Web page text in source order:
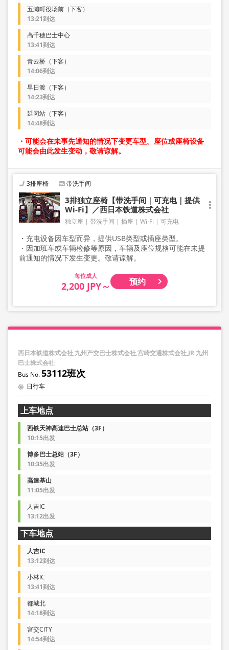
五濑町役场前（下客）
13:21到达
高千穗巴士中心
13:41到达
青云桥（下客）
14:06到达
早日渡（下客）
14:23到达
延冈站（下客）
14:48到达
・可能会在未事先通知的情况下变更车型。座位或座椅设备
可能会由此发生变动，敬请谅解。
3排座椅 带洗手间
3排独立座椅【带洗手间｜可充电｜提供
Wi-Fi】／西日本铁道株式会社
独立座 带洗手间 插座 Wi-Fi 可充电
・充电设备因车型而异，提供USB类型或插座类型。
・因加班车或车辆检修等原因，车辆及座位规格可能在未提
前通知的情况下发生变更。敬请谅解。
成人
2,200 JPY～ 预约
西日本铁道株式会社,九州产交巴士株式会社,宫崎交通株式会社,JR 九州
巴士株式会社
53112班次
日行车
上车地点
西铁天神高速巴士总站（3F）
10:15出发
博多巴士总站（3F）
10:35出发
高速基山
11:05出发
人吉IC
13:12出发
下车地点
人吉IC
13:12到达
小林IC
13:41到达
都城北
14:18到达
宫交CITY
14:54到达